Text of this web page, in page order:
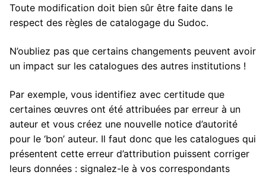
Toute modification doit bien sûr être faite dans le
respect des règles de catalogage du Sudoc.
N’oubliez pas que certains changements peuvent avoir
un impact sur les catalogues des autres institutions !
Par exemple, vous identifiez avec certitude que
certaines œuvres ont été attribuées par erreur à un
auteur et vous créez une nouvelle notice d’autorité
pour le ‘bon’ auteur. Il faut donc que les catalogues qui
présentent cette erreur d’attribution puissent corriger
leurs données : signalez-le à vos correspondants